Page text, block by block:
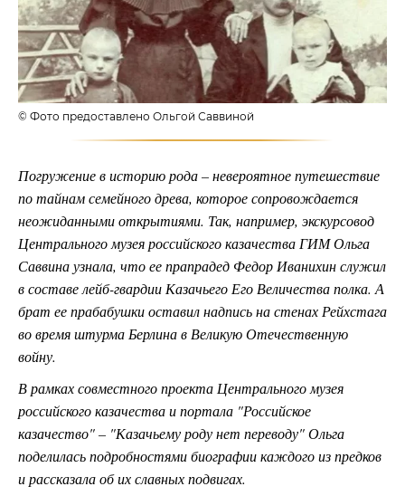
© Фото предоставлено Ольгой Саввиной
Погружение в историю рода – невероятное путешествие
по тайнам семейного древа, которое сопровождается
неожиданными открытиями. Так, например, экскурсовод
Центрального музея российского казачества ГИМ Ольга
Саввина узнала, что ее прапрадед Федор Иванихин служил
в составе лейб-гвардии Казачьего Его Величества полка. А
брат ее прабабушки оставил надпись на стенах Рейхстага
во время штурма Берлина в Великую Отечественную
войну.
В рамках совместного проекта Центрального музея
российского казачества и портала "Российское
казачество" – "Казачьему роду нет переводу" Ольга
поделилась подробностями биографии каждого из предков
и рассказала об их славных подвигах.